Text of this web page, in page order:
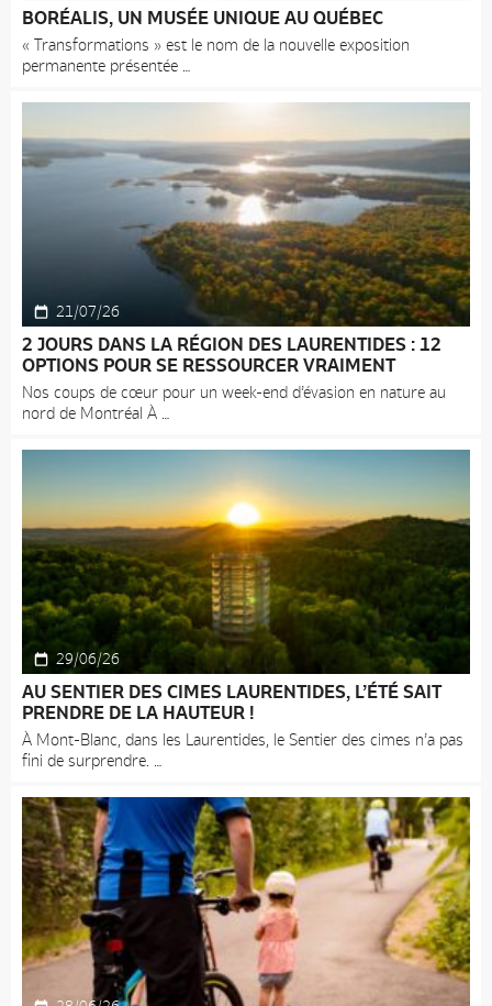
BORÉALIS, UN MUSÉE UNIQUE AU QUÉBEC
« Transformations » est le nom de la nouvelle exposition
permanente présentée
21/07/26
2 JOURS DANS LA RÉGION DES LAURENTIDES : 12
OPTIONS POUR SE RESSOURCER VRAIMENT
Nos coups de cœur pour un week-end d’évasion en nature au
nord de Montréal À
29/06/26
AU SENTIER DES CIMES LAURENTIDES, L’ÉTÉ SAIT
PRENDRE DE LA HAUTEUR !
À Mont-Blanc, dans les Laurentides, le Sentier des cimes n’a pas
fini de surprendre.